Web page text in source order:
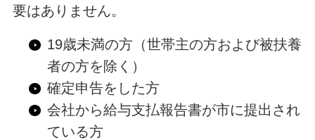
要はありません。
19歳未満の方（世帯主の方および被扶養
者の方を除く）
確定申告をした方
会社から給与支払報告書が市に提出され
ている方